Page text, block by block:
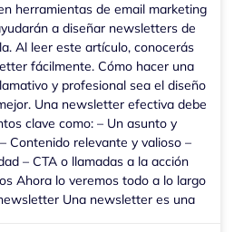
herramientas de email marketing
a diseñar newsletters de
Al leer este artículo, conocerás
fácilmente. Cómo hacer una
y profesional sea el diseño
Una newsletter efectiva debe
clave como: – Un asunto y
Contenido relevante y valioso –
– CTA o llamadas a la acción
Ahora lo veremos todo a lo largo
Una newsletter es una